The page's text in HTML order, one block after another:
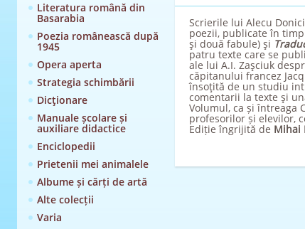
Literatura română din
Basarabia
Poezia românească după
1945
Opera aperta
Strategia schimbării
Dicţionare
Manuale școlare și
auxiliare didactice
Enciclopedii
Prietenii mei animalele
Albume și cărți de artă
Alte colecții
Varia
Scrierile lui Alecu
poezii, publicate în
şi două fabule) şi
patru texte care se
ale lui A.I. Zaşciuk
căpitanului francez
însoţită de un studiu
comentarii la texte şi
Volumul, ca și întreaga
profesorilor și elevilor,
Ediție îngrijită de Mihai